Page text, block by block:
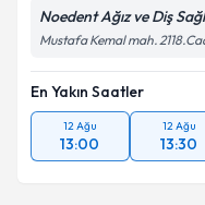
Noedent Ağız ve Diş
Mustafa Kemal mah.
En Yakın Saatler
12 Ağu
13:00
12 Ağu
13:30